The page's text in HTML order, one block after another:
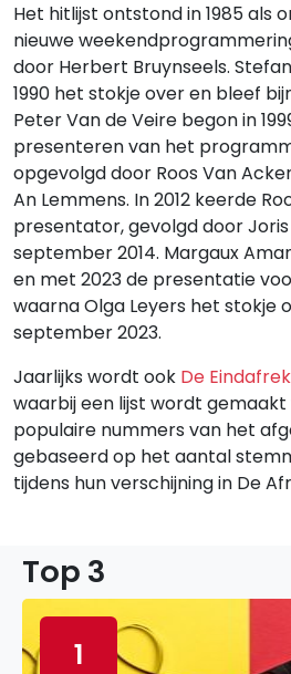
Het hitlijst ontstond in 1985 als
nieuwe
door Herbert Bruynseels.
1990 het stokje over en bleef
Peter Van de Veire begon in
presenteren van het
opgevolgd door Roos Van
An Lemmens. In 2012 keerde
presentator, gevolgd door
september 2014. Margaux
en met 2023 de presentatie
waarna Olga Leyers het stokje
september 2023.
Jaarlijks wordt ook De
waarbij een lijst wordt
populaire nummers van het
gebaseerd op het aantal
tijdens hun verschijning in De
Top 3
1